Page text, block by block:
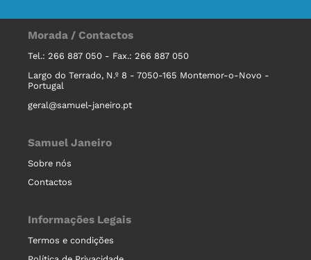
Morada / Contactos
Tel.: 266 887 050 - Fax.: 266 887 050
Largo do Terrado, N.º 8 - 7050-165 Montemor-o-Novo -
Portugal
geral@samuel-janeiro.pt
Samuel Janeiro
Sobre nós
Contactos
Informações Legais
Termos e condições